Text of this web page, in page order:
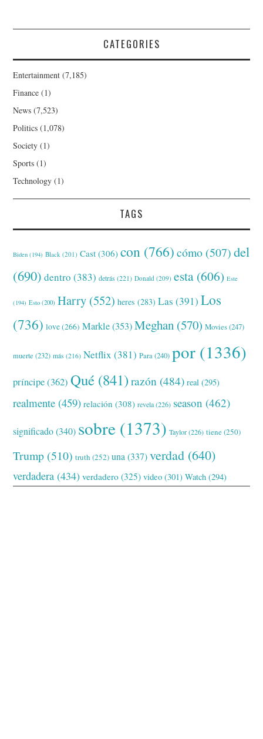
CATEGORIES
Entertainment (7,185)
Finance (1)
News (7,523)
Politics (1,078)
Society (1)
Sports (1)
Technology (1)
TAGS
Biden (194) Black (201) Cast (306) con (766) cómo (507) del
(690) dentro (383) detrás (221) Donald (209) esta (606) Este
(194) Esto (200) Harry (552) heres (283) Las (391) Los
(736) love(266) Markle(353) Meghan (570) Movies(247)
muerte (232) más (216) Netflix (381) Para(240) por (1336)
príncipe(362) Qué (841) razón (484) real (295)
realmente (459) relación (308) revela(226) season (462)
significado(340) sobre (1373) Taylor(226) tiene(250)
Trump (510) truth (252) una (337) verdad (640)
verdadera (434) verdadero (325) video (301) Watch (294)